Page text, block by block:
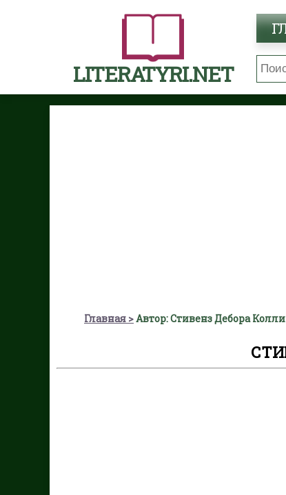
LITERATYRI.NET
Главная Автор: Стивенз Дебора